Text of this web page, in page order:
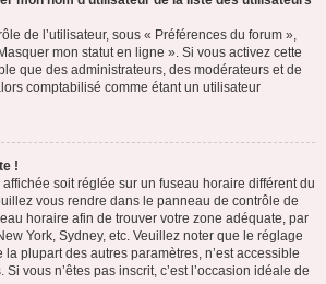
de l’utilisateur, sous « Préférences du forum »,
mon statut en ligne ». Si vous activez cette
que des administrateurs, des modérateurs et de
comptabilisé comme étant un utilisateur
!
affichée soit réglée sur un fuseau horaire différent du
vous rendre dans le panneau de contrôle de
horaire afin de trouver votre zone adéquate, par
York, Sydney, etc. Veuillez noter que le réglage
plupart des autres paramètres, n’est accessible
vous n’êtes pas inscrit, c’est l’occasion idéale de